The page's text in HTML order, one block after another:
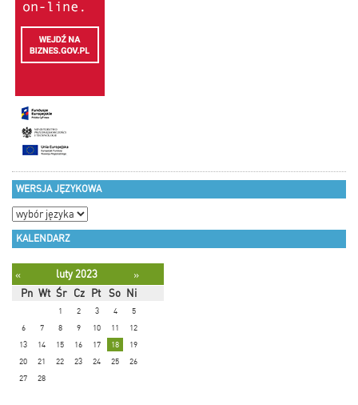
WERSJA JĘZYKOWA
KALENDARZ
« luty 2023
»
Pn Wt Śr Cz Pt So Ni
1 2 3 4
5
6
7 8 9 10 11
12
13
14 15 16 17 18
19
20
21 22 23 24 25
26
27
28